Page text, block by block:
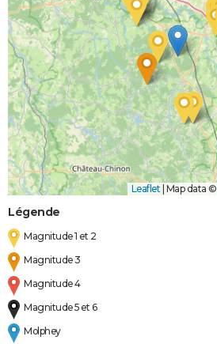
Leaflet Map data ©
Légende
Magnitude 1 et 2
Magnitude 3
Magnitude 4
Magnitude 5 et 6
Molphey